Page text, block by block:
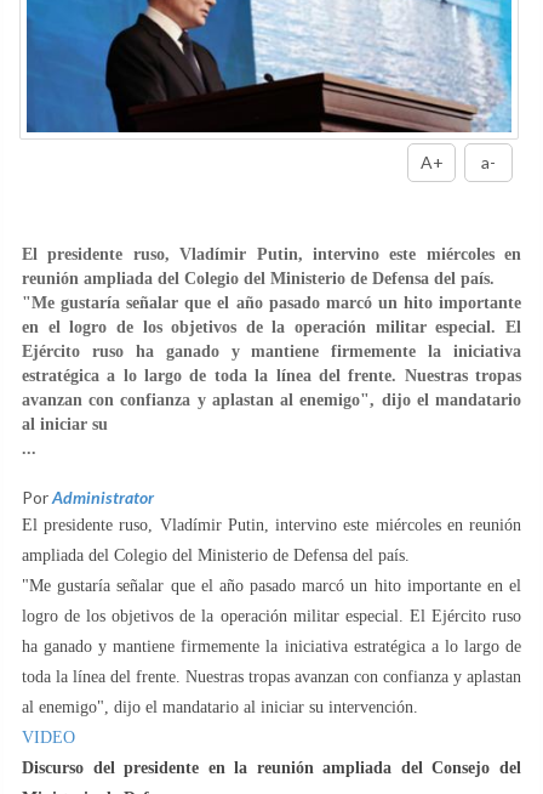
A+ a-
El presidente ruso, Vladímir Putin, intervino este miércoles en
reunión ampliada del Colegio del Ministerio de Defensa del país.
"Me gustaría señalar que el año pasado marcó un hito importante
en el logro de los objetivos de la operación militar especial. El
Ejército ruso ha ganado y mantiene firmemente la iniciativa
estratégica a lo largo de toda la línea del frente. Nuestras tropas
avanzan con confianza y aplastan al enemigo", dijo el mandatario
al iniciar su
...
PorAdministrator
El presidente ruso, Vladímir Putin, intervino este miércoles en reunión
ampliada del Colegio del Ministerio de Defensa del país.
"Me gustaría señalar que el año pasado marcó un hito importante en el
logro de los objetivos de la operación militar especial. El Ejército ruso
ha ganado y mantiene firmemente la iniciativa estratégica a lo largo de
toda la línea del frente. Nuestras tropas avanzan con confianza y aplastan
al enemigo", dijo el mandatario al iniciar su intervención.
VIDEO
Discurso del presidente en la reunión ampliada del Consejo del